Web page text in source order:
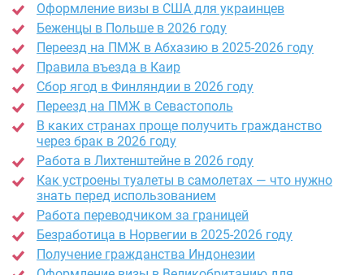
Оформление визы в США для украинцев
Беженцы в Польше в 2026 году
Переезд на ПМЖ в Абхазию в 2025-2026 году
Правила въезда в Каир
Сбор ягод в Финляндии в 2026 году
Переезд на ПМЖ в Севастополь
В каких странах проще получить гражданство
через брак в 2026 году
Работа в Лихтенштейне в 2026 году
Как устроены туалеты в самолетах — что нужно
знать перед использованием
Работа переводчиком за границей
Безработица в Норвегии в 2025-2026 году
Получение гражданства Индонезии